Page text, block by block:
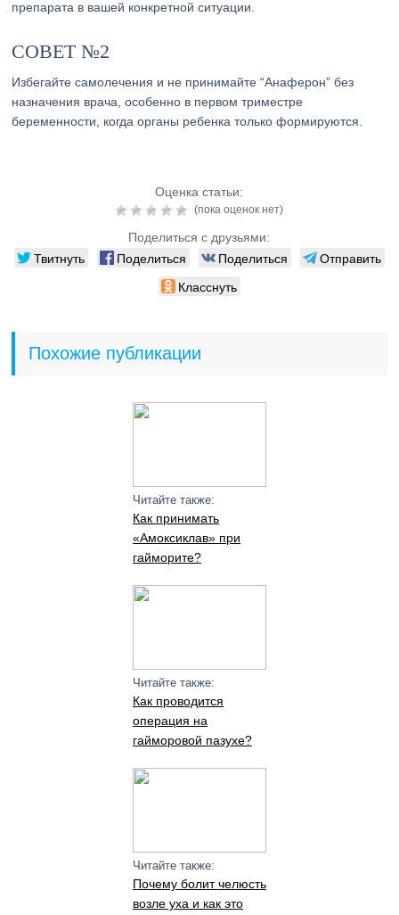
препарата в вашей конкретной ситуации.
СОВЕТ №2
Избегайте самолечения и не принимайте “Анаферон” без
назначения врача, особенно в первом триместре
беременности, когда органы ребенка только формируются.
Оценка статьи:
(пока оценок нет)
Поделиться с друзьями:
Твитнуть Поделиться Поделиться
Отправить
Класснуть
Похожие публикации
Читайте также:
Как принимать
«Амоксиклав» при
гайморите?
Читайте также:
Как проводится
операция на
гайморовой пазухе?
Читайте также:
Почему болит челюсть
возле уха и как это